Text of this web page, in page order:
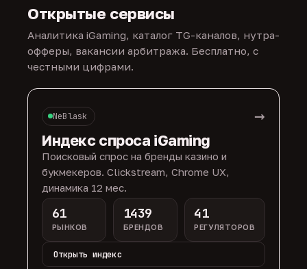
Открытые сервисы
Аналитика iGaming, каталог TG-каналов, нутра-
офферы, вакансии арбитража. Бесплатно, с
честными цифрами.
NeBlask →
Индекс спроса iGaming
Поисковый спрос на бренды казино и
букмекеров. Clickstream, Chrome UX,
динамика 12 мес.
61
РЫНКОВ
1439
БРЕНДОВ
41
РЕГУЛЯТОРОВ
Открыть индекс